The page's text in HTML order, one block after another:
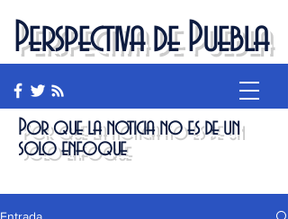
Perspectiva de Puebla
Por que la noticia no es de un
solo enfoque